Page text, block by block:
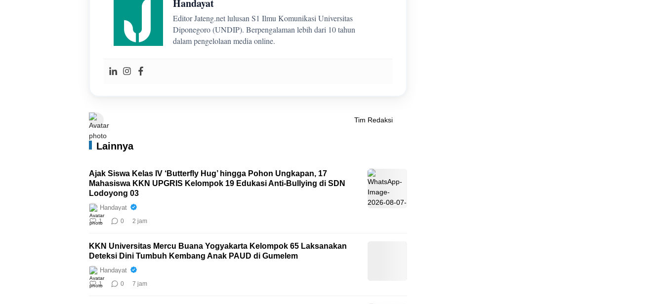
Handayat
Editor Jateng.net lulusan S1 Ilmu Komunikasi Universitas
Diponegoro (UNDIP). Berpengalaman lebih dari 10 tahun
dalam pengelolaan media online.
Tim Redaksi
Lainnya
Ajak Siswa Kelas IV ‘Butterfly Hug’ hingga Pohon Ungkapan, 17
Mahasiswa KKN UPGRIS Kelompok 19 Edukasi Anti-Bullying di SDN
Lodoyong 03
Handayat
1 0 2 jam
KKN Universitas Mercu Buana Yogyakarta Kelompok 65 Laksanakan
Deteksi Dini Tumbuh Kembang Anak PAUD di Gumelem
Handayat
1 0 7 jam